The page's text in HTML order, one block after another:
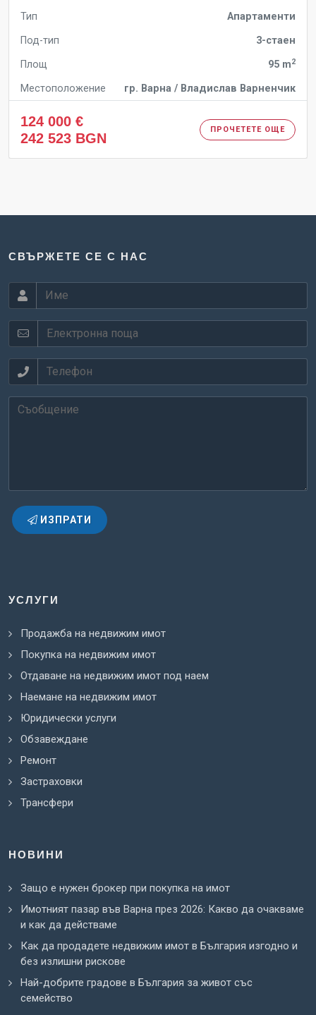
Тип
Апартаменти
Под-тип
3-стаен
Площ
95 m2
Местоположение гр. Варна / Владислав Варненчик
124 000 €
242 523 BGN
ПРОЧЕТЕТЕ ОЩЕ
УСЛУГИ
Продажба на недвижим имот
Покупка на недвижим имот
Отдаване на недвижим имот под наем
Наемане на недвижим имот
Юридически услуги
Обзавеждане
Ремонт
Застраховки
Трансфери
НОВИНИ
Защо е нужен брокер при покупка на имот
Имотният пазар във Варна през 2026: Какво да очакваме
и как да действаме
Как да продадете недвижим имот в България изгодно и
без излишни рискове
Най-добрите градове в България за живот със
семейство
СВЪРЖЕТЕ СЕ С НАС
ИЗПРАТИ